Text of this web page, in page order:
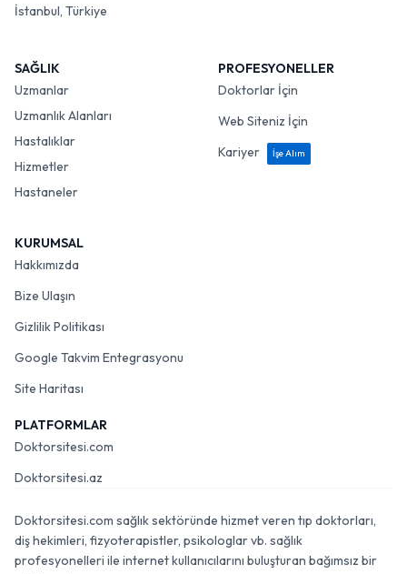
İstanbul, Türkiye
SAĞLIK
Uzmanlar
Uzmanlık Alanları
Hastalıklar
Hizmetler
Hastaneler
PROFESYONELLER
Doktorlar İçin
Web Siteniz İçin
Kariyer
İşe Alım
KURUMSAL
Hakkımızda
Bize Ulaşın
Gizlilik Politikası
Google Takvim Entegrasyonu
Site Haritası
PLATFORMLAR
Doktorsitesi.com
Doktorsitesi.az
Doktorsitesi.com sağlık sektöründe hizmet veren tıp doktorları,
diş hekimleri, fizyoterapistler, psikologlar vb. sağlık
profesyonelleri ile internet kullanıcılarını buluşturan bağımsız bir